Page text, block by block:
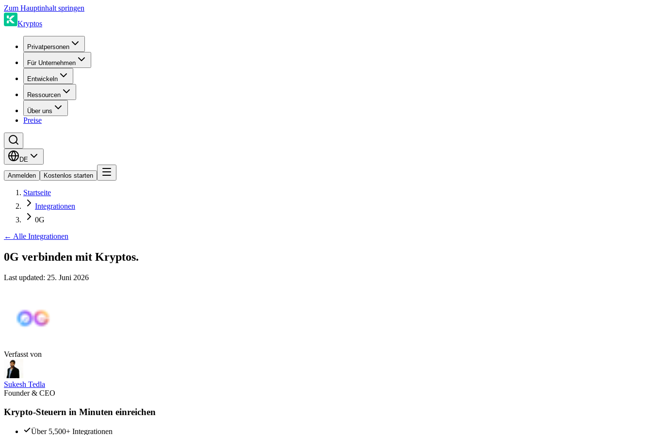
Zum Hauptinhalt springen
Kryptos
Privatpersonen
Für Unternehmen
Entwickeln
Ressourcen
Über uns
Preise
DE
Anmelden Kostenlos starten
Startseite
Integrationen
0G
← Alle Integrationen
0G verbinden mit Kryptos.
Last updated: 25. Juni 2026
Verfasst von
Sukesh Tedla
Founder & CEO
Krypto-Steuern in Minuten einreichen
Über 5,500+ Integrationen